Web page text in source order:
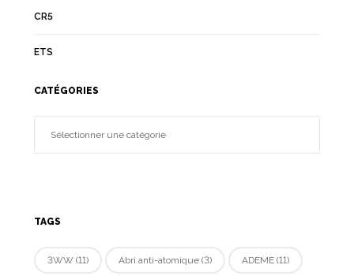
CR5
ETS
CATÉGORIES
TAGS
3WW(11) Abri anti-atomique(3) ADEME(11)